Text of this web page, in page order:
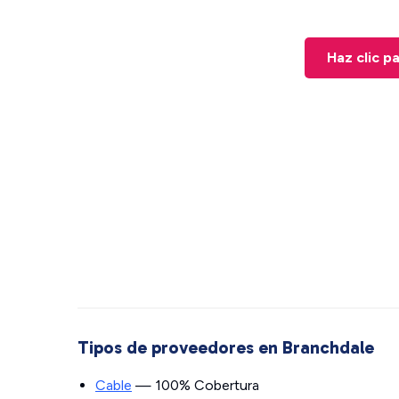
Haz clic
Tipos de proveedores en Branchdale
Cable — 100% Cobertura